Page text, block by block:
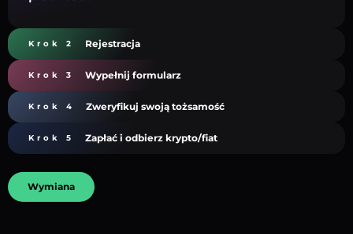
Krok 2 Rejestracja
Krok 3 Wypełnij formularz
Krok 4 Zweryfikuj swoją tożsamość
Krok 5 Zapłać i odbierz krypto/fiat
Wymiana